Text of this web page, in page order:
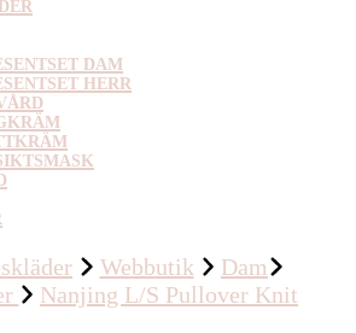
DAM
HERR
Webbutik
Dam
Nanjing L/S Pullover Knit